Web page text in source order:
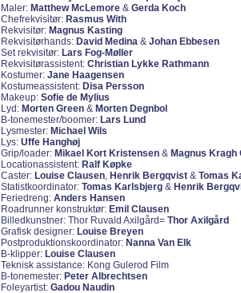
Maler: Matthew McLemore & Gerda Koch
Chefrekvisitør: Rasmus With
Rekvisitør: Magnus Kasting
Rekvisitørhands: David Medina & Johan Ebbesen
Set rekvisitør: Lars Fog-Møller
Rekvisitørassistent: Christian Lykke Rathmann
Kostumer: Jane Haagensen
Kostumeassistent: Disa Persson
Makeup: Sofie de Mylius
Lyd: Morten Green & Morten Degnbol
B-tonemester/boomer: Lars Lund
Lysmester: Michael Wils
Lys: Uffe Hanghøj
Grip/loader: Mikael Kort Kristensen & Magnus Kragh
Locationassistent: Ralf Køpke
Caster: Louise Clausen, Henrik Bergqvist & Tomas
Statistkoordinator: Tomas Karlsbjerg & Henrik
Feriedreng: Anders Hansen
Roadrunner konstruktør: Emil Clausen
Billedkunstner: Thor Ruvald Axilgård= Thor Axilgård
Grafisk designer: Louise Breyen
Postproduktionskoordinator: Nanna Van Elk
B-klipper: Louise Clausen
Teknisk assistance: Kong Gulerod Film
B-tonemester: Peter Albrechtsen
Foleyartist: Gadou Naudin